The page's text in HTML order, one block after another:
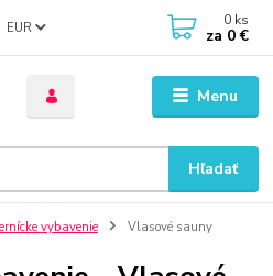
Menu
EUR
Hľadať
0 ks
za 0 €
vybavenie Vlasové sauny